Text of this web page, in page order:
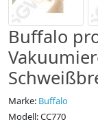
Buffalo
Marke: Buffalo
Modell: CC770